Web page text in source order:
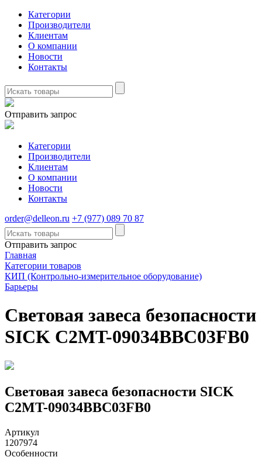
Категории
Производители
Клиентам
О компании
Новости
Контакты
Отправить запрос
Категории
Производители
Клиентам
О компании
Новости
Контакты
order@delleon.ru +7 (977) 089 70 87
Отправить запрос
Главная
Категории товаров
КИП (Контрольно-измерительное оборудование)
Барьеры
Световая завеса безопасности
SICK C2MT-09034BBC03FB0
Световая завеса безопасности SICK
C2MT-09034BBC03FB0
Артикул
1207974
Особенности